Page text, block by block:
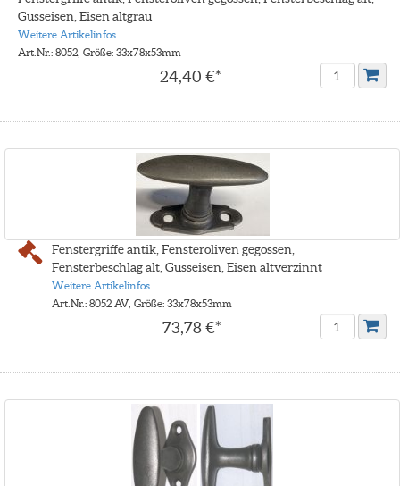
Gusseisen, Eisen altgrau
Weitere Artikelinfos
Art.Nr.: 8052, Größe: 33x78x53mm
24,40 €*
Fenstergriffe antik, Fensteroliven gegossen,
Fensterbeschlag alt, Gusseisen, Eisen altverzinnt
Weitere Artikelinfos
Art.Nr.: 8052 AV, Größe: 33x78x53mm
73,78 €*